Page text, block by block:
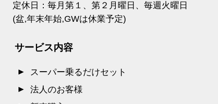
定休日：毎月第１、第２月曜日、毎週火曜日
(盆,年末年始,GWは休業予定)
サービス内容
スーパー乗るだけセット
法人のお客様